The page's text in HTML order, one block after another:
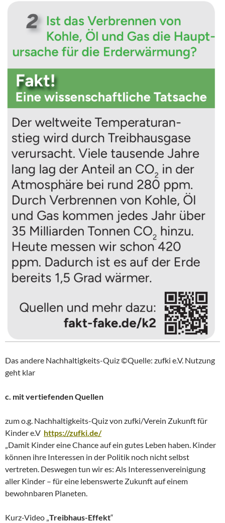
Das andere Nachhaltigkeits-Quiz ©Quelle: zufki e.V. Nutzung
geht klar
c. mit vertiefenden Quellen
zum o.g. Nachhaltigkeits-Quiz von zufki/Verein Zukunft für
Kinder e.V https://zufki.de/
„Damit Kinder eine Chance auf ein gutes Leben haben. Kinder
können ihre Interessen in der Politik noch nicht selbst
vertreten. Deswegen tun wir es: Als Interessen­vereinigung
aller Kinder – für eine lebenswerte Zukunft auf einem
bewohnbaren Planeten.
Kurz-Video „Treibhaus-Effekt“